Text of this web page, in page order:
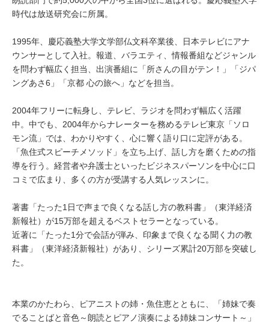
時代は放送研究会に所属。
1995年、慶応義塾大学文学部仏文科卒業後、日本テレビにアナ
ウンサーとして入社。報道、バラエティ、情報番組などジャンル
を問わず幅広く担当、出演番組に「所さんの目がテン！」「ジパ
ングあさ6」「京都 心の旅へ」などを担当。
2004年フリーに転身し、テレビ、ラジオを問わず幅広く活躍
中。中でも、2004年からナレーターを務めるテレビ東京「ソロ
モン流」では、わかりやすく、心に響く語り口に定評がある。
「魚住式スピーチメソッド」を立ち上げ、話し方を磨くための指
導を行う。経営者や弁護士といったビジネスパーソンを中心に口
コミで広まり、多くの方が受講する人気レッスンに。
著書「たった1日で声まで良くなる話し方の教科書」（東洋経済
新報社）が15万部を超えるベストセラーとなっている。
近著に「たった1分で会話が弾み、印象まで良くなる聞く力の教
科書」（東洋経済新報社）があり、シリーズ累計20万部を突破し
た。
本業のかたわら、ピアニストの姉・魚住恵とともに、「姉妹で奏
でることばと音色～朗読とピアノ演奏による姉妹コンサート～」